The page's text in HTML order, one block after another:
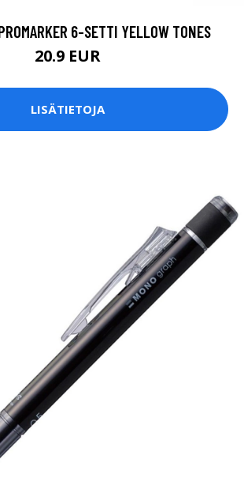
6-SETTI YELLOW TONES
20.9 EUR
LISÄTIETOJA